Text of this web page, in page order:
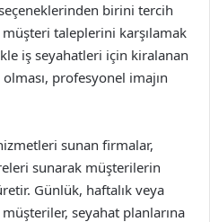
birini tercih
taleplerini karşılamak
iş seyahatleri için kiralanan
profesyonel imajın
sunan firmalar,
sunarak müşterilerin
Günlük, haftalık veya
seyahat planlarına